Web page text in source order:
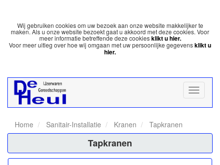
Wij gebruiken cookies om uw bezoek aan onze website makkelijker te
maken. Als u onze website bezoekt gaat u akkoord met deze cookies. Voor
meer informatie betreffende deze cookiesklikt u hier.
Voor meer uitleg over hoe wij omgaan met uw persoonlijke gegevensklikt u
hier.
Home Sanitair-Installatie Kranen Tapkranen
Tapkranen